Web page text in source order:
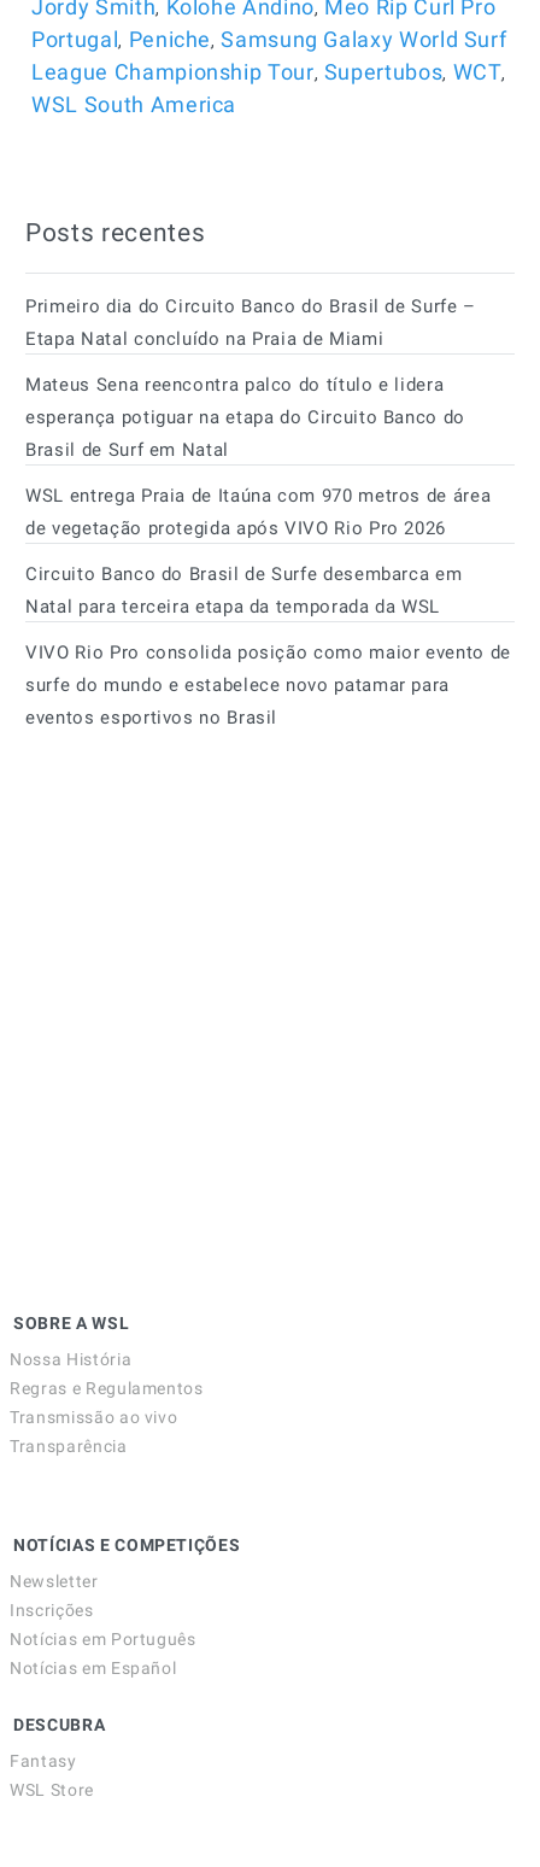
Jordy Smith, Kolohe Andino, Meo Rip Curl Pro
Portugal, Peniche,Samsung Galaxy World Surf
League Championship Tour, Supertubos, WCT,
WSL South America
Posts recentes
Primeiro dia do Circuito Banco do Brasil de Surfe –
Etapa Natal concluído na Praia de Miami
Mateus Sena reencontra palco do título e lidera
esperança potiguar na etapa do Circuito Banco do
Brasil de Surf em Natal
WSL entrega Praia de Itaúna com 970 metros de área
de vegetação protegida após VIVO Rio Pro 2026
Circuito Banco do Brasil de Surfe desembarca em
Natal para terceira etapa da temporada da WSL
VIVO Rio Pro consolida posição como maior evento de
surfe do mundo e estabelece novo patamar para
eventos esportivos no Brasil
SOBRE A WSL
Nossa História
Regras e Regulamentos
Transmissão ao vivo
Transparência
NOTÍCIAS E COMPETIÇÕES
Newsletter
Inscrições
Notícias em Português
Notícias em Español
DESCUBRA
Fantasy
WSL Store